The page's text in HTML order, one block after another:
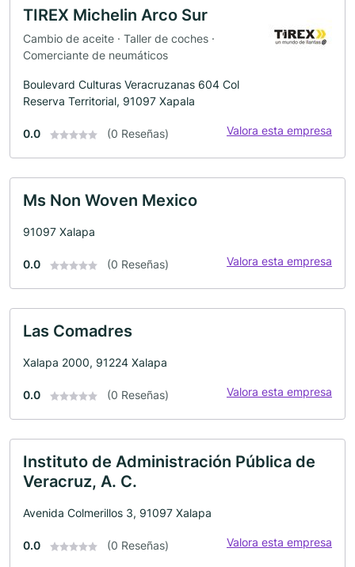
TIREX Michelin Arco Sur
Cambio de aceite · Taller de coches ·
Comerciante de neumáticos
Boulevard Culturas Veracruzanas 604 Col
Reserva Territorial, 91097 Xapala
0.0 (0 Reseñas) Valora esta empresa
Ms Non Woven Mexico
91097 Xalapa
0.0 (0 Reseñas) Valora esta empresa
Las Comadres
Xalapa 2000, 91224 Xalapa
0.0 (0 Reseñas) Valora esta empresa
Instituto de Administración Pública de
Veracruz, A. C.
Avenida Colmerillos 3, 91097 Xalapa
0.0 (0 Reseñas) Valora esta empresa